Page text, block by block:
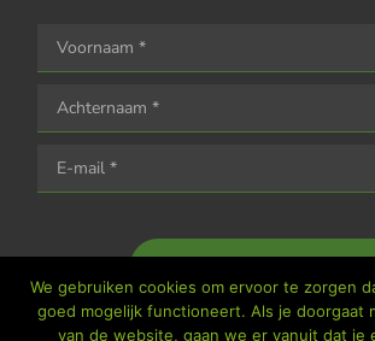
We gebruiken cookies om ervoor te zorgen
goed mogelijk functioneert. Als je doorgaat
van de website, gaan we er vanuit dat je